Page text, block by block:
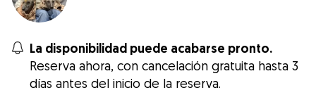
La disponibilidad puede acabarse pronto.
Reserva ahora, con cancelación gratuita hasta 3
días antes del inicio de la reserva.